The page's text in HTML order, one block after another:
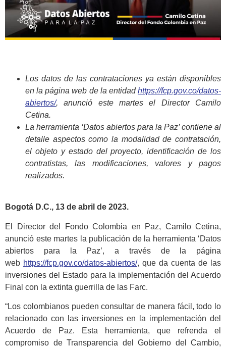
​​Los datos de las contrataciones ya están disponibles
en la página web de la entidadhttps://fcp.gov.co/datos-
abiertos/, anunció este martes el Director Camilo
Cetina.
La herramienta ‘Datos abiertos para la Paz’ contiene al
detalle aspectos como la modalidad de contratación,
el objeto y estado del proyecto, identificación de los
contratistas, las modificaciones, valores y pagos
realizados.
Bogotá D.C., 13 de abril de 2023.
El Director del Fondo Colombia en Paz, Camilo Cetina,
anunció este martes la publicación de la herramienta ‘Datos
abiertos para la Paz’, a través de la página
web https://fcp.gov.co/datos-abiertos/, que da cuenta de las
inversiones del Estado para la implementación del Acuerdo
Final con la extinta guerrilla de las Farc.
“Los colombianos pueden consultar de manera fácil, todo lo
relacionado con las inversiones en la implementación del
Acuerdo de Paz. Esta herramienta, que refrenda el
compromiso de Transparencia del Gobierno del Cambio,